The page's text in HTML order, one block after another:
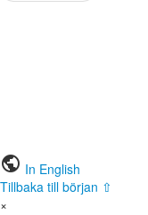
public In English
Tillbaka till början ⇧
×